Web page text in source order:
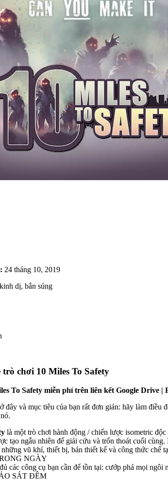
24 tháng 10, 2019
dị, bắn súng
chơi 10 Miles To Safety
To Safety miễn phí trên liên kết Google Drive
đây và mục tiêu của bạn rất đơn giản: hãy làm điều
là một trò chơi hành động / chiến lược isometric
tạo ngẫu nhiên để giải cứu và trốn thoát cuối
vũ khí, thiết bị, bản thiết kế và công thức chế
NGÀY
các công cụ bạn cần để tồn tại: cướp phá mọi
SÁT ĐÊM